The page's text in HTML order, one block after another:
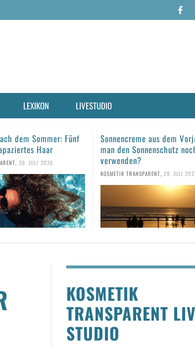
LEXIKON LIVESTUDIO
aus dem Vorjahr: Kann
noch
, 28. JULI 2026
Haare täglich waschen?
KOSMETIK TRANSPARENT, 23. JULI
KOSMETIK
TRANSPARENT
STUDIO